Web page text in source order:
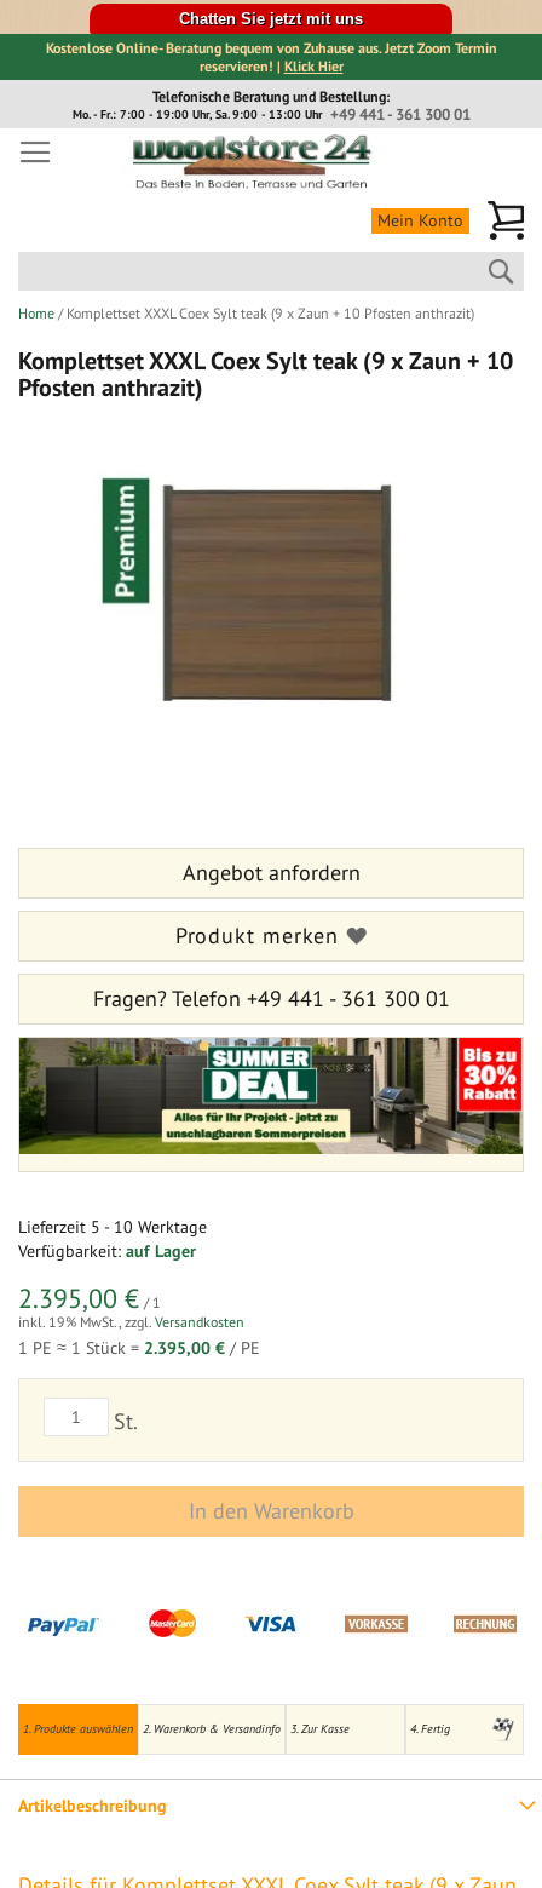
Chatten Sie jetzt mit uns
Kostenlose Online- Beratung bequem von Zuhause aus. Jetzt Zoom Termin
reservieren! | Klick Hier
Inhalt
Telefonische Beratung und Bestellung:
+49 441 - 361 300 01
Mo. - Fr.: 7:00 - 19:00 Uhr, Sa. 9:00 - 13:00 Uhr
Mein Konto
Home Komplettset XXXL Coex Sylt teak (9 x Zaun + 10 Pfosten anthrazit)
1. Produkte auswählen 2. Warenkorb & Versandinfo 3. Zur Kasse 4. Fertig
Komplettset XXXL Coex Sylt teak (9 x Zaun + 10
Pfosten anthrazit)
Lieferzeit 5 - 10 Werktage
Verfügbarkeit: auf Lager
2.395,00 € / 1
inkl. 19% MwSt. zzgl. Versandkosten
1 PE ≈ 1 Stück = 2.395,00 € / PE
St.
In den Warenkorb
Bildergalerie
Angebot anfordern
Produkt merken
Fragen?Telefon +49 441 - 361 300 01
Artikelbeschreibung